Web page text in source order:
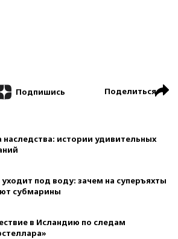
Подпишись Поделиться
наследства: истории удивительных
уходит под воду: зачем на суперъяхты
субмарины
в Исландию по следам